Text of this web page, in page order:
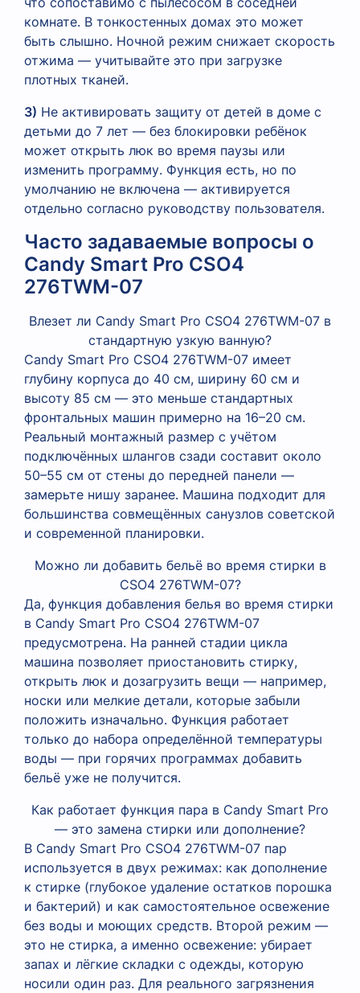
комнате. В тонкостенных домах это может
быть слышно. Ночной режим снижает скорость
отжима — учитывайте это при загрузке
плотных тканей.
3) Не активировать защиту от детей в доме с
детьми до 7 лет — без блокировки ребёнок
может открыть люк во время паузы или
изменить программу. Функция есть, но по
умолчанию не включена — активируется
отдельно согласно руководству пользователя.
Часто задаваемые вопросы о
Candy Smart Pro CSO4
276TWM-07
Влезет ли Candy Smart Pro CSO4 276TWM-07 в
стандартную узкую ванную?
Candy Smart Pro CSO4 276TWM-07 имеет
глубину корпуса до 40 см, ширину 60 см и
высоту 85 см — это меньше стандартных
фронтальных машин примерно на 16–20 см.
Реальный монтажный размер с учётом
подключённых шлангов сзади составит около
50–55 см от стены до передней панели —
замерьте нишу заранее. Машина подходит для
большинства совмещённых санузлов советской
и современной планировки.
Можно ли добавить бельё во время стирки в
CSO4 276TWM-07?
Да, функция добавления белья во время стирки
в Candy Smart Pro CSO4 276TWM-07
предусмотрена. На ранней стадии цикла
машина позволяет приостановить стирку,
открыть люк и дозагрузить вещи — например,
носки или мелкие детали, которые забыли
положить изначально. Функция работает
только до набора определённой температуры
воды — при горячих программах добавить
бельё уже не получится.
Как работает функция пара в Candy Smart Pro
— это замена стирки или дополнение?
В Candy Smart Pro CSO4 276TWM-07 пар
используется в двух режимах: как дополнение
к стирке (глубокое удаление остатков порошка
и бактерий) и как самостоятельное освежение
без воды и моющих средств. Второй режим —
это не стирка, а именно освежение: убирает
запах и лёгкие складки с одежды, которую
носили один раз. Для реального загрязнения